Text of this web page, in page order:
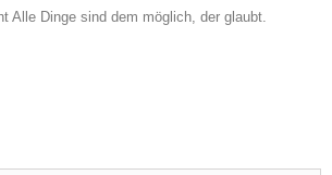
Alle Dinge sind dem möglich, der glaubt.